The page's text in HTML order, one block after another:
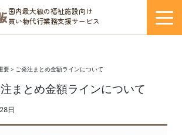
国内最大級の福祉施設向け
買い物代行業務支援サービス
について
要＞ご発注まとめ金額ラインについて
まとめ金額ラインについて
日